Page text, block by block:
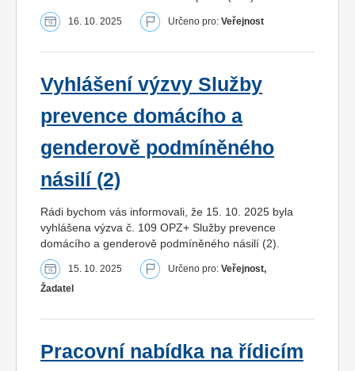
16. 10. 2025 Určeno pro: Veřejnost
Vyhlášení výzvy Služby
prevence domácího a
genderově podmíněného
násilí (2)
Rádi bychom vás informovali, že 15. 10. 2025 byla
vyhlášena výzva č. 109 OPZ+ Služby prevence
domácího a genderově podmíněného násilí (2).
15. 10. 2025 Určeno pro: Veřejnost,
Žadatel
Pracovní nabídka na řídicím